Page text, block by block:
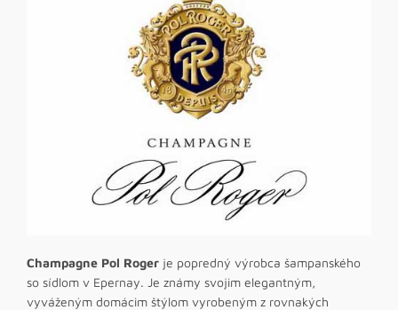
Champagne Pol Roger je popredný výrobca šampanského
so sídlom v Epernay. Je známy svojim elegantným,
vyváženým domácim štýlom vyrobeným z rovnakých